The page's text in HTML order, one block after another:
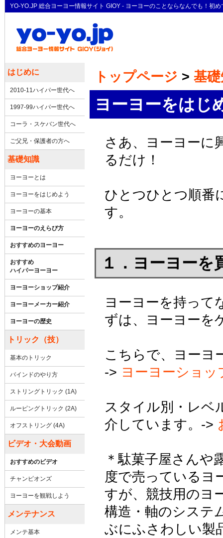
YO-YO.JP 総合ヨーヨー情報サイト GIOY - ヨーヨーのことならなんでも！初
はじめに
2010-11ハイパー世代へ
1997-99ハイパー世代へ
コーラ・スケバン世代へ
ご父兄・保護者の方へ
基礎知識
ヨーヨーとは
ヨーヨーをはじめよう
ヨーヨーの基本
ヨーヨーのえらび方
おすすめのヨーヨー
おすすめ
ハイパーヨーヨー
ヨーヨーショップ紹介
ヨーヨーメーカー紹介
ヨーヨーの歴史
トリック（技）
基本のトリック
バインドのやり方
ストリングトリック (1A)
ルーピングトリック (2A)
オフストリング (4A)
ビデオ・大会動画
おすすめのビデオ
チャンピオンズ
ヨーヨーを観戦しよう
メンテナンス
メンテ基本
トップページ > 基
ヨーヨーをはじ
さあ、ヨーヨーに
るだけ！
ひとつひとつ順番
す。
１．ヨーヨーを
ヨーヨーを持って
ずは、ヨーヨーを
こちらで、ヨーヨ
-> ヨーヨーショッ
スタイル別・レベ
介しています。->
＊駄菓子屋さんや
度で売っているヨ
すが、競技用のヨ
構造・軸のシステ
ぶにふさわしい製